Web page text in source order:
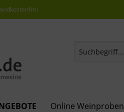
Online Weinproben